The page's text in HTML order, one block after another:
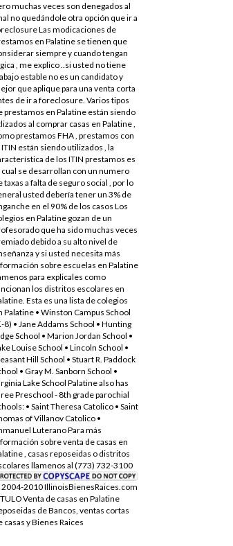
muchas veces son denegados al
no quedándole otra opción que ir a
Las modicaciones de
en Palatine se tienen que
siempre y cuando tengan
, me explico ..si usted no tiene
estable no es un candidato y
que aplique para una venta corta
de ir a foreclosure. Varios tipos
prestamos en Palatine están siendo
al comprar casas en Palatine ,
prestamos FHA , prestamos con
ITIN están siendo utilizados , la
de los ITIN prestamos es
cual se desarrollan con un numero
taxas a falta de seguro social , por lo
usted debería tener un 3% de
en el 90% de los casos Los
en Palatine gozan de un
que ha sido muchas veces
debido a su alto nivel de
y si usted necesita más
sobre escuelas en Palatine
para explicales como
los distritos escolares en
Esta es una lista de colegios
Palatine • Winston Campus School
8) • Jane Addams School • Hunting
School • Marion Jordan School •
Louise School • Lincoln School •
Hill School • Stuart R. Paddock
• Gray M. Sanborn School •
Lake School Palatine also has
Preschool - 8th grade parochial
• Saint Theresa Catolico • Saint
of Villanov Catolico •
Luterano Para más
sobre venta de casas en
, casas reposeidas o distritos
llamenos al (773) 732-3100
2010 IllinoisBienesRaices.com
Venta de casas en Palatine
de Bancos, ventas cortas
casas y Bienes Raices